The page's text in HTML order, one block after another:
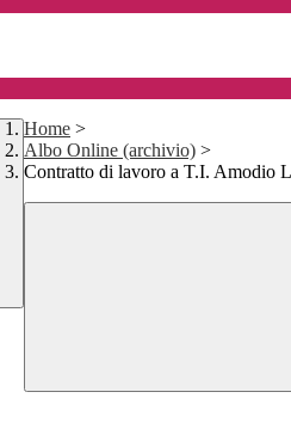
Home >
Albo Online (archivio) >
Contratto di lavoro a T.I. Amodio